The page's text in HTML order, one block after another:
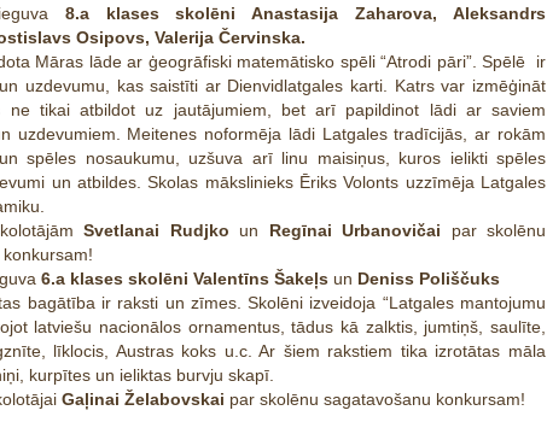
8.a klases skolēni Anastasija Zaharova, Aleksandrs
Osipovs, Valerija Červinska.
Māras lāde ar ģeogrāfiski matemātisko spēli “Atrodi pāri”. Spēlē ir
uzdevumu, kas saistīti ar Dienvidlatgales karti. Katrs var izmēģināt
ne tikai atbildot uz jautājumiem, bet arī papildinot lādi ar saviem
uzdevumiem. Meitenes noformēja lādi Latgales tradīcijās, ar rokām
spēles nosaukumu, uzšuva arī linu maisiņus, kuros ielikti spēles
un atbildes. Skolas mākslinieks Ēriks Volonts uzzīmēja Latgales
Svetlanai Rudjko un Regīnai Urbanovičai par skolēnu
6.a klases skolēni Valentīns Šakeļs un Deniss Poliščuks
bagātība ir raksti un zīmes. Skolēni izveidoja “Latgales mantojumu
latviešu nacionālos ornamentus, tādus kā zalktis, jumtiņš, saulīte,
līklocis, Austras koks u.c. Ar šiem rakstiem tika izrotātas māla
kurpītes un ieliktas burvju skapī.
Gaļinai Želabovskai par skolēnu sagatavošanu konkursam!